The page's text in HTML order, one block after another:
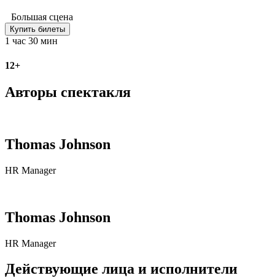
Большая сцена
Купить билеты
1 час 30 мин
12+
Авторы спектакля
Thomas Johnson
HR Manager
Thomas Johnson
HR Manager
Действующие лица и исполнители